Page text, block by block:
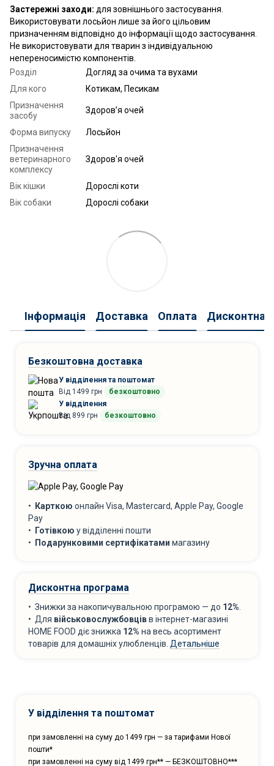
Застережні заходи: для зовнішнього застосування.
Використовувати лосьйон лише за його цільовим
призначенням відповідно до інформації щодо застосування.
Не використовувати для тварин з індивідуальною
непереносимістю компонентів.
Розділ
Догляд за очима та вухами
Для кого
Котикам, Песикам
Призначення
засобу
Здоров’я очей
Форма випуску
Лосьйон
Призначення
ветеринарного
комплексу
Здоров'я очей
Вік кішки
Дорослі коти
Вік собаки
Дорослі собаки
Інформація Доставка Оплата Дисконтна
Безкоштовна доставка
У відділення та поштомат
Від 1499 грн
безкоштовно
У відділення
Від 899 грн
безкоштовно
Зручна оплата
• Карткою онлайн Visa, Mastercard, Apple Pay, Google
Pay
• Готівкою у відділенні пошти
• Подарунковими сертифікатами магазину
Дисконтна програма
• Знижки за накопичувальною програмою — до 12%
• Для військовослужбовцівв інтернет-магазині
HOME FOOD діє знижка 12% на весь асортимент
товарів для домашніх улюбленців. Детальніше
У відділення та поштомат
при замовленні на суму до 1499 грн — за тарифами Нової
пошти*
при замовленні на суму від 1499 грн** — БЕЗКОШТОВНО***